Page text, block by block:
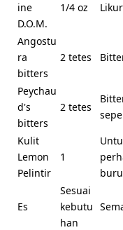
ine
D.O.M.
1/4 oz
Angostu
ra
bitters
2 tetes
Peychau
d's
bitters
2 tetes
Kulit
Lemon
Pelintir
1
Es
Sesuai
kebutu
han